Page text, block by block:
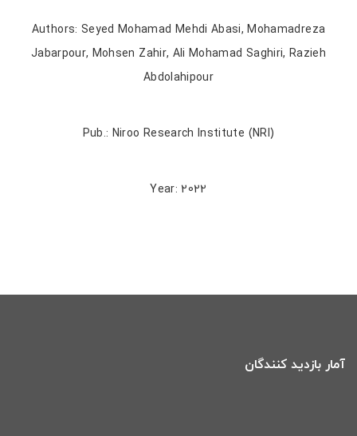
Authors: Seyed Mohamad Mehdi Abasi, Mohamadreza
Jabarpour, Mohsen Zahir, Ali Mohamad Saghiri, Razieh
Abdolahipour
Pub.: Niroo Research Institute (NRI)
Year: 2022
آمار بازدید کنندگان